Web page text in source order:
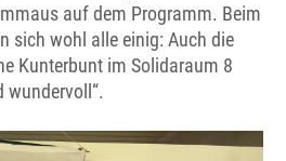
auf dem Programm. Beim
sich wohl alle einig: Auch die
Kunterbunt im Solidaraum 8
wundervoll“.